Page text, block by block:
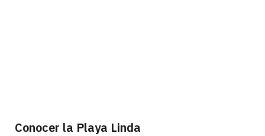
Conocer la Playa Linda